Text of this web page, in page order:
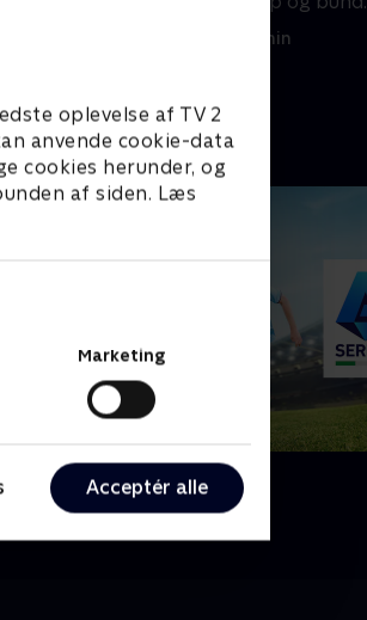
oplevelse af TV 2
anvende cookie-data
cookies herunder, og
af siden. Læs
Marketing
Acceptér alle
21. april 2026 • 46 min
Serie A